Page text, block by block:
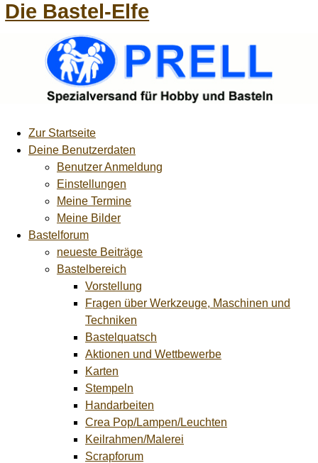
Die Bastel-Elfe
Zur Startseite
Deine Benutzerdaten
Benutzer Anmeldung
Einstellungen
Meine Termine
Meine Bilder
Bastelforum
neueste Beiträge
Bastelbereich
Vorstellung
Fragen über Werkzeuge, Maschinen und
Techniken
Bastelquatsch
Aktionen und Wettbewerbe
Karten
Stempeln
Handarbeiten
Crea Pop/Lampen/Leuchten
Keilrahmen/Malerei
Scrapforum